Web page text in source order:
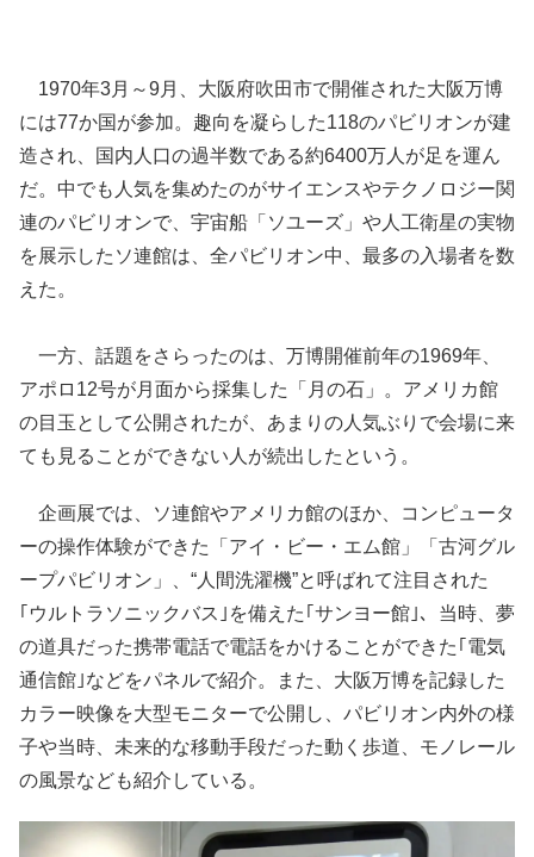
1970年3月～9月、大阪府吹田市で開催された大阪万博
には77か国が参加。趣向を凝らした118のパビリオンが建
造され、国内人口の過半数である約6400万人が足を運ん
だ。中でも人気を集めたのがサイエンスやテクノロジー関
連のパビリオンで、宇宙船「ソユーズ」や人工衛星の実物
を展示したソ連館は、全パビリオン中、最多の入場者を数
えた。
一方、話題をさらったのは、万博開催前年の1969年、
アポロ12号が月面から採集した「月の石」。アメリカ館
の目玉として公開されたが、あまりの人気ぶりで会場に来
ても見ることができない人が続出したという。
企画展では、ソ連館やアメリカ館のほか、コンピュータ
ーの操作体験ができた「アイ・ビー・エム館」「古河グル
ープパビリオン」、“人間洗濯機”と呼ばれて注目された
｢ウルトラソニックバス｣を備えた｢サンヨー館｣、当時、夢
の道具だった携帯電話で電話をかけることができた｢電気
通信館｣などをパネルで紹介。また、大阪万博を記録した
カラー映像を大型モニターで公開し、パビリオン内外の様
子や当時、未来的な移動手段だった動く歩道、モノレール
の風景なども紹介している。